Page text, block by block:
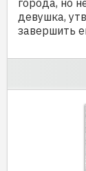
девушка,
завершить